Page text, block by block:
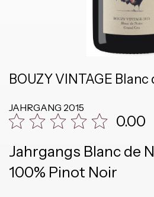
BOUZY VINTAGE
JAHRGANG 2015
0.00
Jahrgangs Blanc de
100% Pinot Noir